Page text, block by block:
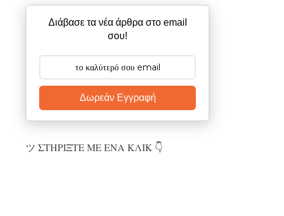
Διάβασε τα νέα άρθρα στο email
σου!
Δωρεάν Εγγραφή
ツ ΣΤΗΡΙΞΤΕ ΜΕ ΕΝΑ ΚΛΙΚ 👇